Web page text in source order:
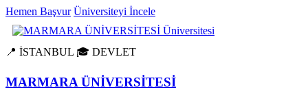
Hemen Başvur Üniversiteyi İncele
📍 İSTANBUL 🎓 DEVLET
MARMARA ÜNİVERSİTESİ